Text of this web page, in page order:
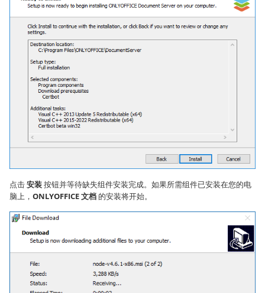
点击安装按钮并等待缺失组件安装完成。如果所需组件已安装在您的电
脑上， ONLYOFFICE 文档 的安装将开始。